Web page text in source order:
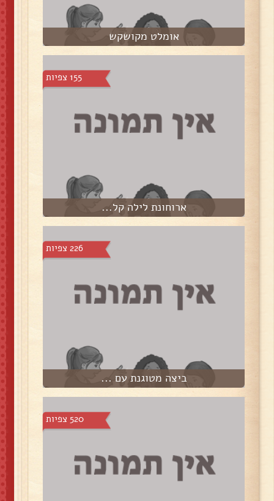
אומלט מקושקש
155 צפיות
ארוחונת לילה קל...
226 צפיות
ביצה מטוגנת עם ...
520 צפיות